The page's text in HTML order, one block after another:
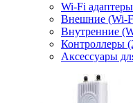
Wi-Fi адаптеры
Внешние (Wi-
Внутренние
Контроллеры
Аксессуары